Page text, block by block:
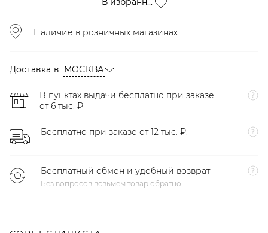
Наличие в розничных магазинах
Доставка в МОСКВА
В пунктах выдачи бесплатно при заказе
от 6 тыс. ₽
Бесплатно при заказе от 12 тыс. ₽.
Бесплатный обмен и удобный возврат
Без вопросов возьмем товар обратно